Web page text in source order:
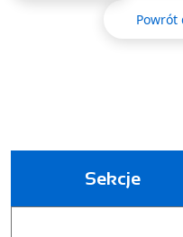
Powrót
Sekcje